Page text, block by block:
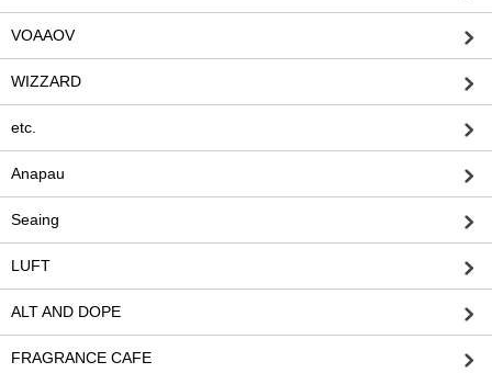
VOAAOV
WIZZARD
etc.
Anapau
Seaing
LUFT
ALT AND DOPE
FRAGRANCE CAFE